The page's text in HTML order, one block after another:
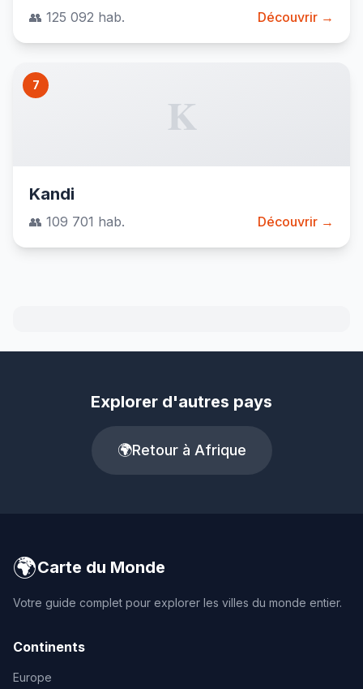
👥 125 092 hab. Découvrir →
7
K
Kandi
👥 109 701 hab. Découvrir →
Explorer d'autres pays
🌍Retour à Afrique
🌍Carte du Monde
Votre guide complet pour explorer les villes du monde entier.
Continents
Europe